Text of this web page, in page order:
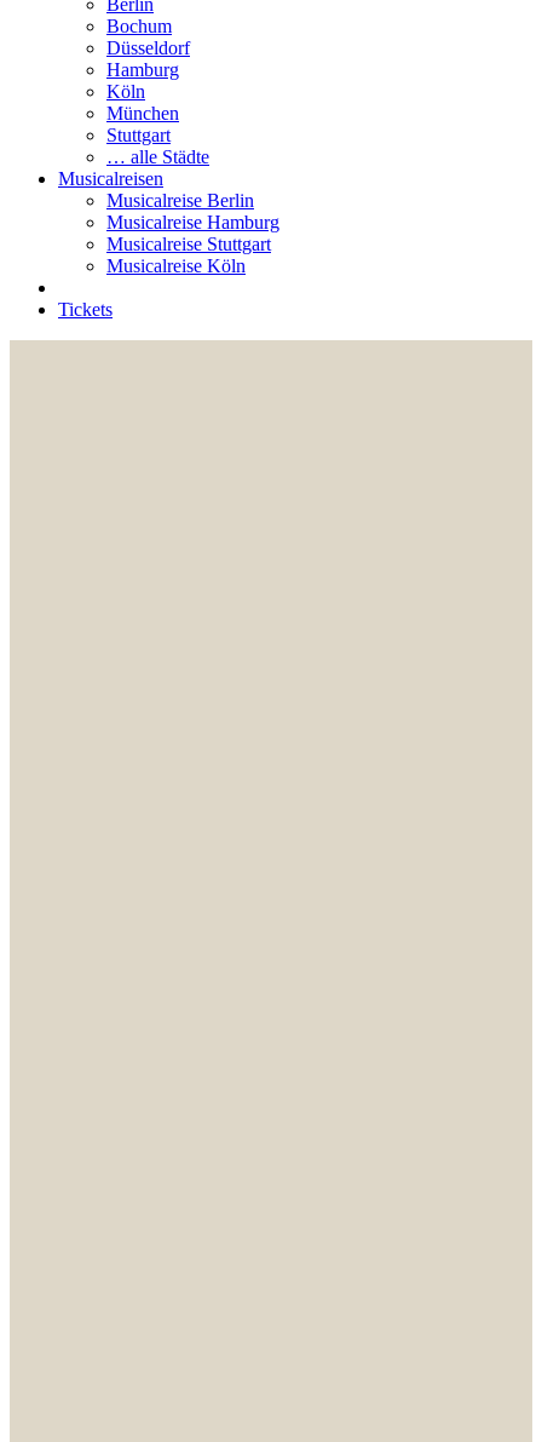
Berlin
Bochum
Düsseldorf
Hamburg
Köln
München
Stuttgart
… alle Städte
Musicalreisen
Musicalreise Berlin
Musicalreise Hamburg
Musicalreise Stuttgart
Musicalreise Köln
Tickets